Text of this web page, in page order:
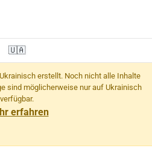
🇺🇦
erstellt. Noch nicht alle Inhalte
sind möglicherweise nur auf Ukrainisch
verfügbar.
erfahren